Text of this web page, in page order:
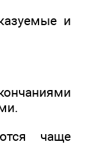
и
чаще